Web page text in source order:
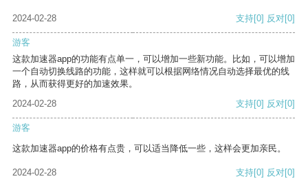
2024-02-28 支持[0] 反对[0]
游客
这款加速器app的功能有点单一，可以增加一些新功能。比如，可以增加
一个自动切换线路的功能，这样就可以根据网络情况自动选择最优的线
路，从而获得更好的加速效果。
2024-02-28
支持[0] 反对[0]
游客
这款加速器app的价格有点贵，可以适当降低一些，这样会更加亲民。
2024-02-28 支持[0] 反对[0]